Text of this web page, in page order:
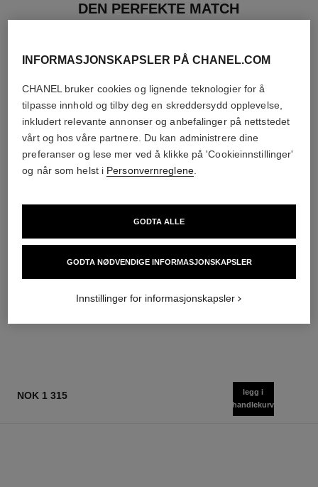
DEN PERFEKTE MATCH
sublimage le sérum yeux
Ultimativt Øyeserum:
nok 3 820
sublimage l'extrait de nuit
Ultimate Repair Night
nok 9 075
NOK 1 315
legg i
handlekurv
INFORMASJONSKAPSLER PÅ CHANEL.COM
CHANEL bruker cookies og lignende teknologier for å
tilpasse innhold og tilby deg en skreddersydd opplevelse,
inkludert relevante annonser og anbefalinger på nettstedet
vårt og hos våre partnere. Du kan administrere dine
preferanser og lese mer ved å klikke på 'Cookieinnstillinger'
og når som helst i Personvernreglene.
GODTA NØDVENDIGE INFORMASJONSKAPSLER
GODTA ALLE
Innstillinger for informasjonskapsler